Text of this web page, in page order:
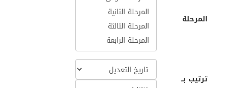
المرحلة
ترتيب بــ